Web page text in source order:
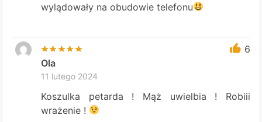
wylądowały na obudowie telefonu
6
Ola
11 lutego 2024
Koszulka petarda ! Mąż uwielbia ! Robiii
wrażenie !